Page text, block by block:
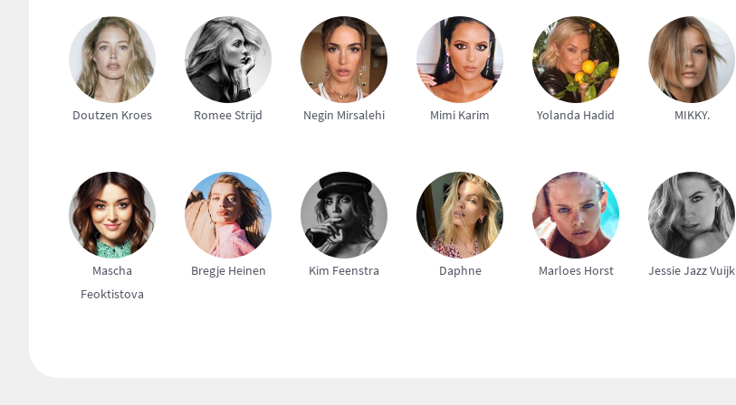
Doutzen Kroes Romee Strijd Negin Mirsalehi Mimi Karim Yolanda Hadid MIKKY.
Mascha
Feoktistova
Bregje Heinen Kim Feenstra Daphne Marloes Horst Jessie Jazz Vuijk